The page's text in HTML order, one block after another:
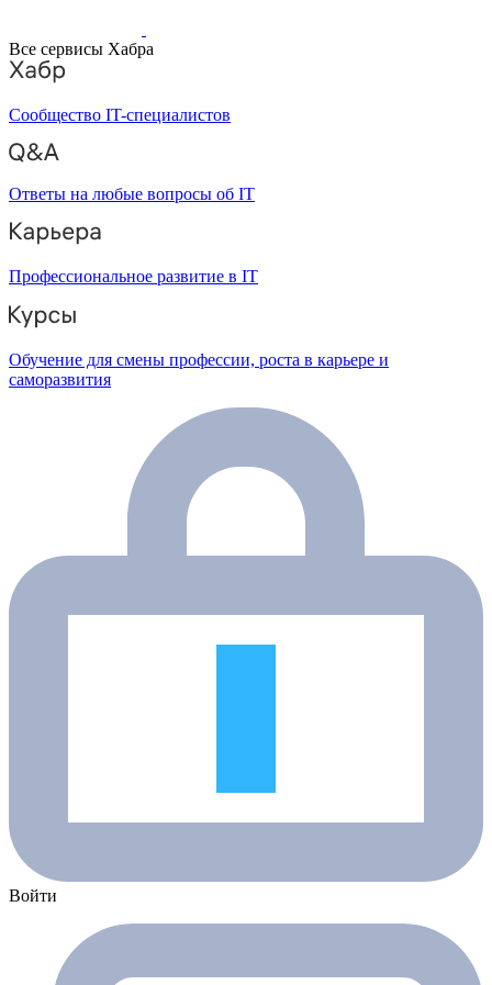
Все сервисы Хабра
Сообщество IT-специалистов
Ответы на любые вопросы об IT
Профессиональное развитие в IT
Обучение для смены профессии, роста в карьере и
саморазвития
Войти